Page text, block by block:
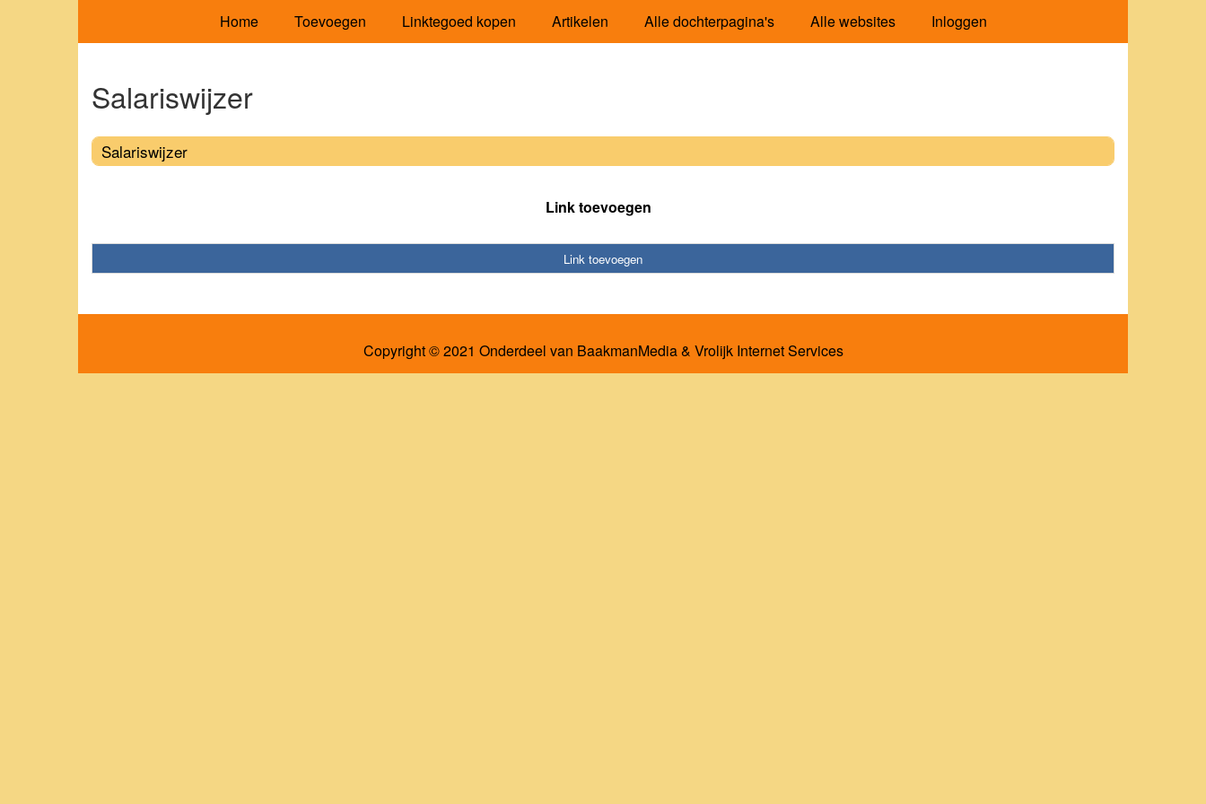
Home Toevoegen Linktegoed kopen Artikelen Alle dochterpagina's Alle websites Inloggen
Salariswijzer
Salariswijzer
Link toevoegen
Link toevoegen
Copyright © 2021 Onderdeel van BaakmanMedia& Vrolijk Internet Services